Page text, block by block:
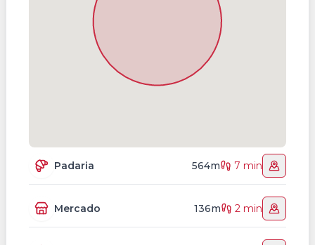
Padaria 564m 7 min
Mercado 136m 2 min